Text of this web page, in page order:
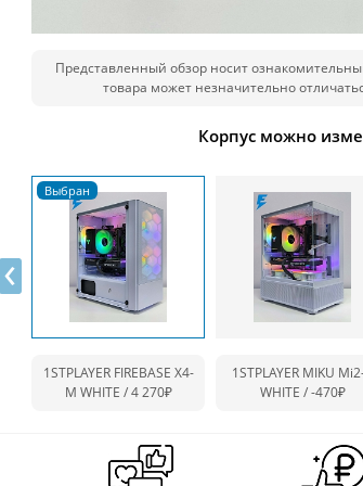
Представленный обзор носит
товара может незначительно
Корпус можно
1STPLAYER FIREBASE X4-
M WHITE / 4 270₽
1STPLAYER MIKU
WHITE /-470₽
‹